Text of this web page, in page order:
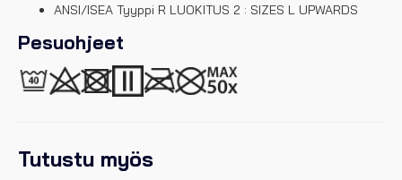
ANSI/ISEA Tyyppi R LUOKITUS 2 : SIZES L UPWARDS
Pesuohjeet
Tutustu myös